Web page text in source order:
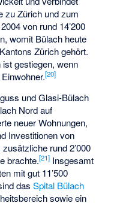
zu Zürich und zum
von rund 14’200
womit Bülach heute
Zürich gehört.
gestiegen, wenn
[20]
und Glasi-Bülach
Nord auf
neuer Wohnungen,
Investitionen von
rund 2’000
brachte.[21] Insgesamt
mit gut 11’500
dasSpital Bülach
sowie ein